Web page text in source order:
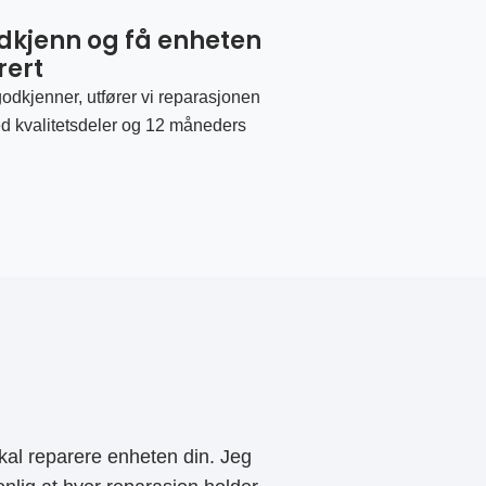
og få enheten
utfører vi reparasjonen
kvalitetsdeler og 12 måneders
reparere enheten din. Jeg